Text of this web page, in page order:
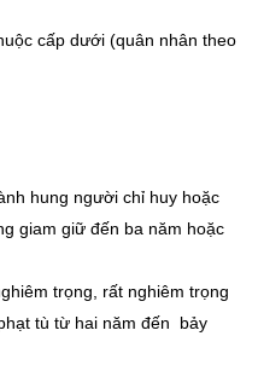
cấp dưới (quân nhân theo
hung người chỉ huy hoặc
giam giữ đến ba năm hoặc
trọng, rất nghiêm trọng
tù từ hai năm đến bảy